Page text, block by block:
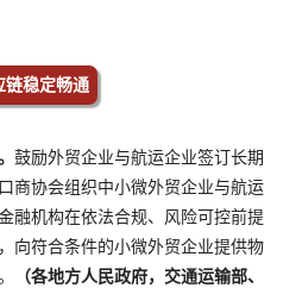
链稳定畅通
鼓励外贸企业与航运企业签订长期
商协会组织中小微外贸企业与航运
融机构在依法合规、风险可控前提
向符合条件的小微外贸企业提供物
（各地方人民政府，交通运输部、